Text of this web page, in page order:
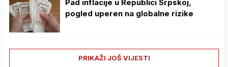
Pad inflacije u Republici Srpskoj,
pogled uperen na globalne rizike
PRIKAŽI JOŠ VIJESTI